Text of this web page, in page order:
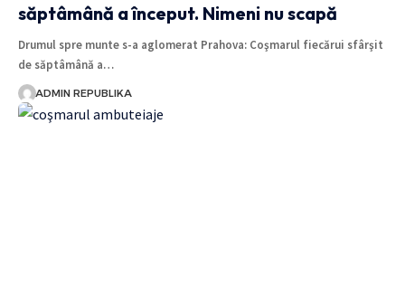
săptâmână a început. Nimeni nu scapă
Drumul spre munte s-a aglomerat Prahova: Coşmarul fiecărui sfârşit
de săptâmână a…
ADMIN REPUBLIKA